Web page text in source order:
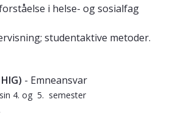
i helse- og sosialfag
studentaktive metoder.
- Emneansvar
4. og 5. semester